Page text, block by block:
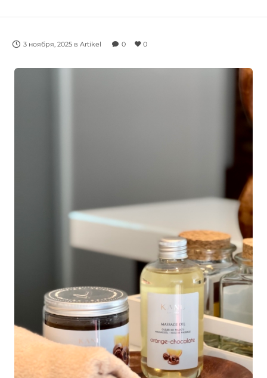
3 ноября, 2025 в Artikel 0 0